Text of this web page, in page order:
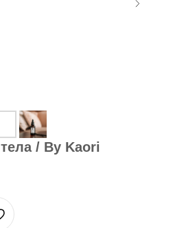
/ By Kaori